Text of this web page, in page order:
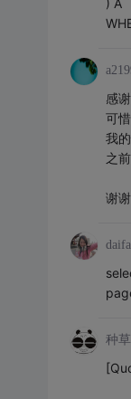
) A
感
可惜
我
之
谢
种